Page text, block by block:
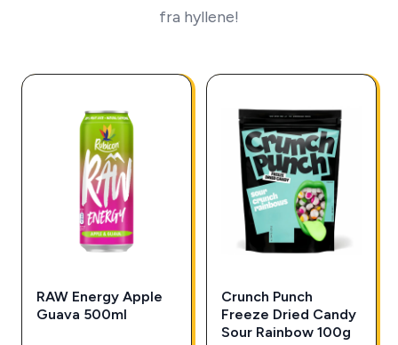
fra hyllene!
RAW Energy Apple
Guava 500ml
Crunch Punch
Freeze Dried Candy
Sour Rainbow 100g